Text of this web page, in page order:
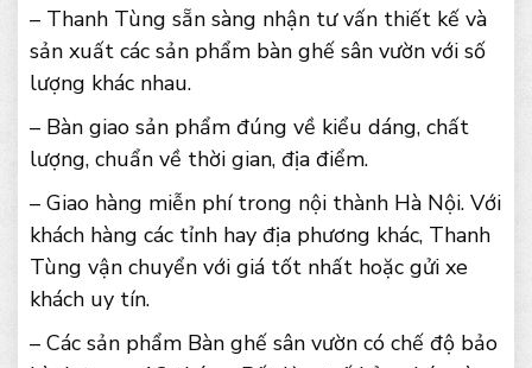
– Thanh Tùng sẵn sàng nhận tư vấn thiết kế và
sản xuất các sản phẩm bàn ghế sân vườn với số
lượng khác nhau.
– Bàn giao sản phẩm đúng về kiểu dáng, chất
lượng, chuẩn về thời gian, địa điểm.
– Giao hàng miễn phí trong nội thành Hà Nội. Với
khách hàng các tỉnh hay địa phương khác, Thanh
Tùng vận chuyển với giá tốt nhất hoặc gửi xe
khách uy tín.
– Các sản phẩm Bàn ghế sân vườn có chế độ bảo